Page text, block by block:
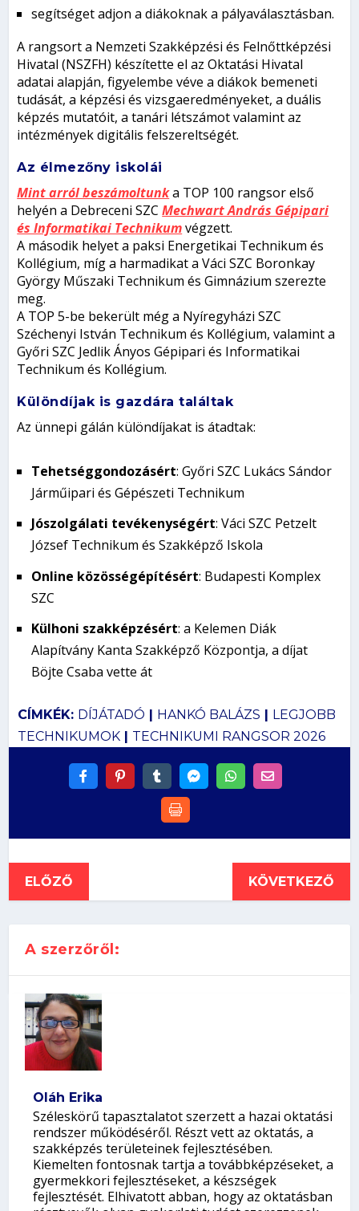
segítséget adjon a diákoknak a pályaválasztásban.
A rangsort a Nemzeti Szakképzési és Felnőttképzési
Hivatal (NSZFH) készítette el az Oktatási Hivatal
adatai alapján, figyelembe véve a diákok bemeneti
tudását, a képzési és vizsgaeredményeket, a duális
képzés mutatóit, a tanári létszámot valamint az
intézmények digitális felszereltségét.
Az élmezőny iskolái
Mint arról beszámoltunka TOP 100 rangsor első
helyén a Debreceni SZCMechwart András Gépipari
és Informatikai Technikumvégzett.
A második helyet a paksi Energetikai Technikum és
Kollégium, míg a harmadikat a Váci SZC Boronkay
György Műszaki Technikum és Gimnázium szerezte
meg.
A TOP 5-be bekerült még a Nyíregyházi SZC
Széchenyi István Technikum és Kollégium, valamint a
Győri SZC Jedlik Ányos Gépipari és Informatikai
Technikum és Kollégium.
Különdíjak is gazdára találtak
Az ünnepi gálán különdíjakat is átadtak:
Tehetséggondozásért: Győri SZC Lukács Sándor
Járműipari és Gépészeti Technikum
Jószolgálati tevékenységért: Váci SZC Petzelt
József Technikum és Szakképző Iskola
Online közösségépítésért: Budapesti Komplex
SZC
Külhoni szakképzésért: a Kelemen Diák
Alapítvány Kanta Szakképző Központja, a díjat
Böjte Csaba vette át
CÍMKÉK: DÍJÁTADÓ | HANKÓ BALÁZS | LEGJOBB
TECHNIKUMOK| TECHNIKUMI RANGSOR 2026
ELŐZŐ KÖVETKEZŐ
A szerzőről:
Oláh Erika
Széleskörű tapasztalatot szerzett a hazai oktatási
rendszer működéséről. Részt vett az oktatás, a
szakképzés területeinek fejlesztésében.
Kiemelten fontosnak tartja a továbbképzéseket, a
gyermekkori fejlesztéseket, a készségek
fejlesztését. Elhivatott abban, hogy az oktatásban